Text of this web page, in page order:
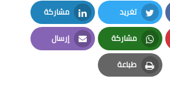
تغريد
Twitter
مشاركة
LinkedIn
مشاركة
Whatsapp
إرسال
Email
طباعة
Print